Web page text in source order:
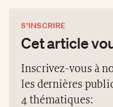
l’urbanisme
pavillons recyclés,
sobres, poétiques,
futur. Un luxe
S'INSCRIRE
Cet article
Inscrivez-vous à
les dernières
4 thématiques: